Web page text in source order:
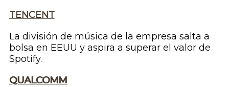
TENCENT
La división de música de la empresa salta a
bolsa en EEUU y aspira a superar el valor de
Spotify.
QUALCOMM